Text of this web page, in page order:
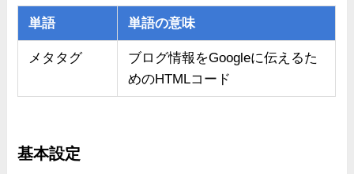
単語 単語の意味
メタタグ
ブログ情報をGoogleに伝えるた
めのHTMLコード
基本設定